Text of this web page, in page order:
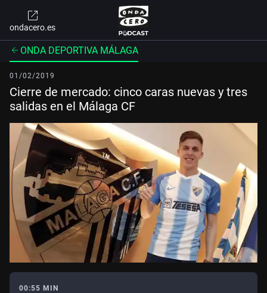
ondacero.es
ONDA DEPORTIVA MÁLAGA
01/02/2019
Cierre de mercado: cinco caras nuevas y tres
salidas en el Málaga CF
00:55 MIN